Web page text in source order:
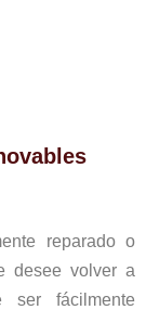
reparado o
desee volver a
fácilmente